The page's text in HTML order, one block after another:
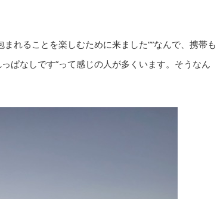
れることを楽しむために来ました””なんで、携帯も
ぱなしです”って感じの人が多くいます。そうなん